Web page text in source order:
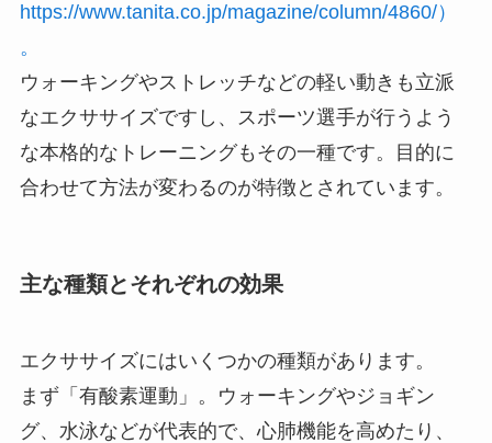
https://www.tanita.co.jp/magazine/column/4860/）
。
ウォーキングやストレッチなどの軽い動きも立派
なエクササイズですし、スポーツ選手が行うよう
な本格的なトレーニングもその一種です。目的に
合わせて方法が変わるのが特徴とされています。
主な種類とそれぞれの効果
エクササイズにはいくつかの種類があります。
まず「有酸素運動」。ウォーキングやジョギン
グ、水泳などが代表的で、心肺機能を高めたり、